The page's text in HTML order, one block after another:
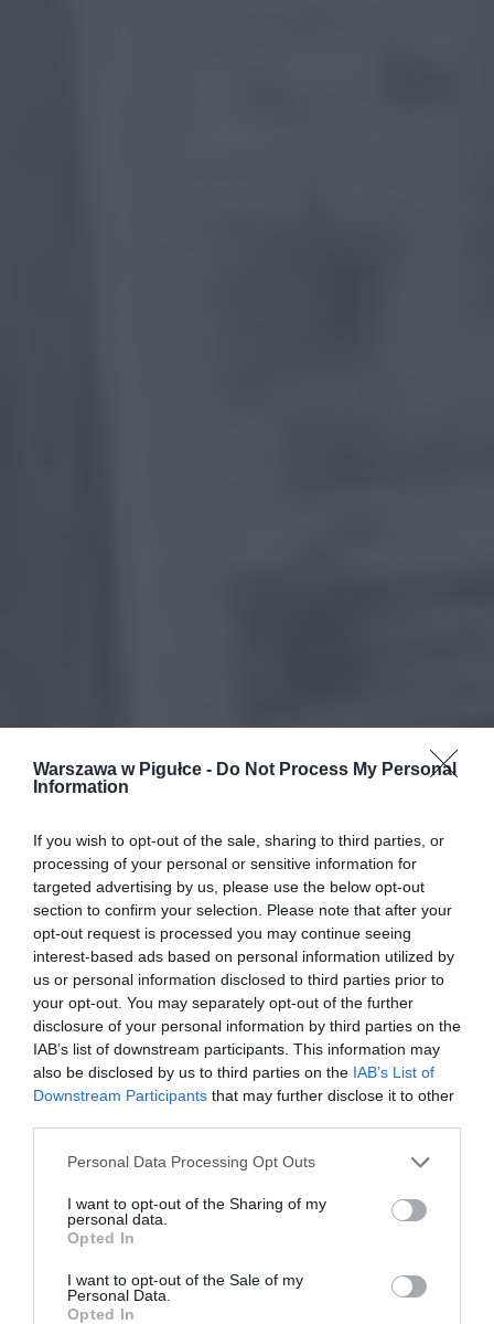
Warszawa w Pigułce - Do Not Process My Personal
Information
If you wish to opt-out of the sale, sharing to third parties, or
processing of your personal or sensitive information for
targeted advertising by us, please use the below opt-out
section to confirm your selection. Please note that after your
opt-out request is processed you may continue seeing
interest-based ads based on personal information utilized by
us or personal information disclosed to third parties prior to
your opt-out. You may separately opt-out of the further
disclosure of your personal information by third parties on the
IAB’s list of downstream participants. This information may
also be disclosed by us to third parties on the IAB’s List of
Downstream Participants that may further disclose it to other
Personal Data Processing Opt Outs
I want to opt-out of the Sharing of my
personal data.
Opted In
I want to opt-out of the Sale of my
Personal Data.
Opted In